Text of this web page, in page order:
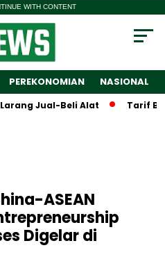
WITH CONTENT
PEREKONOMIAN NASIONAL
Jual-Beli Alat Tarif Baru
ASEAN
Digelar di